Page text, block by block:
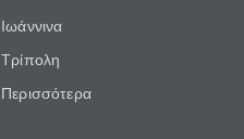
Ιωάννινα
Τρίπολη
Περισσότερα